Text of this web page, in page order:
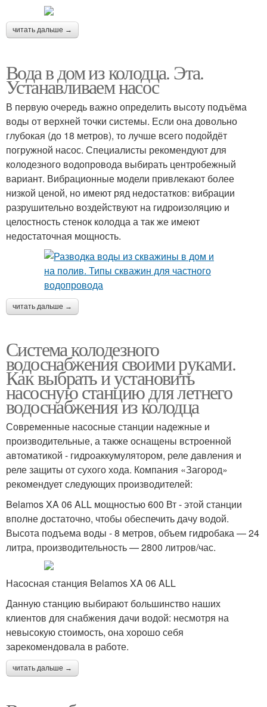
читать дальше →
Вода в дом из колодца. Эта.
Устанавливаем насос
В первую очередь важно определить высоту подъёма
воды от верхней точки системы. Если она довольно
глубокая (до 18 метров), то лучше всего подойдёт
погружной насос. Специалисты рекомендуют для
колодезного водопровода выбирать центробежный
вариант. Вибрационные модели привлекают более
низкой ценой, но имеют ряд недостатков: вибрации
разрушительно воздействуют на гидроизоляцию и
целостность стенок колодца а так же имеют
недостаточная мощность.
читать дальше →
Система колодезного
водоснабжения своими руками.
Как выбрать и установить
насосную станцию для летнего
водоснабжения из колодца
Современные насосные станции надежные и
производительные, а также оснащены встроенной
автоматикой - гидроаккумулятором, реле давления и
реле защиты от сухого хода. Компания «Загород»
рекомендует следующих производителей:
Belamos XA 06 ALL мощностью 600 Вт - этой станции
вполне достаточно, чтобы обеспечить дачу водой.
Высота подъема воды - 8 метров, объем гидробака — 24
литра, производительность — 2800 литров/час.
Насосная станция Belamos XA 06 ALL
Данную станцию выбирают большинство наших
клиентов для снабжения дачи водой: несмотря на
невысокую стоимость, она хорошо себя
зарекомендовала в работе.
читать дальше →